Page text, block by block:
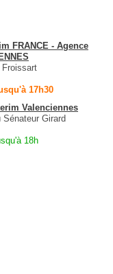
FRANCE - Agence
Froissart
17h30
Valenciennes
Sénateur Girard
18h